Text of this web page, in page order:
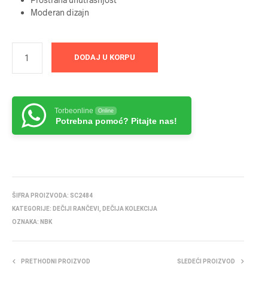
Moderan dizajn
DODAJ U KORPU
Torbeonline Online
Potrebna pomoć? Pitajte nas!
ŠIFRA PROIZVODA: SC2484
KATEGORIJE: DEČIJI RANČEVI
DEČIJA KOLEKCIJA
OZNAKA: NBK
PRETHODNI PROIZVOD SLEDEĆI PROIZVOD